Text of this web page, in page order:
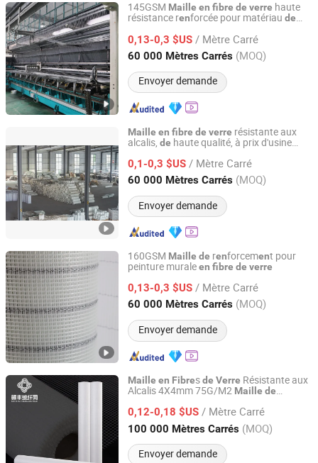
145GSM Maille en fibre de verre haute
résistance renforcée pour matériau de
0,13-0,3 $US / Mètre Carré
60 000 Mètres Carrés (MOQ)
Envoyer demande
Heze Topsun Fiberglass Co., Ltd.
Shandong, China Depuis 2022
Maille en fibre de verre résistante aux
alcalis, de haute qualité, à prix d'usine
0,1-0,3 $US / Mètre Carré
60 000 Mètres Carrés (MOQ)
Envoyer demande
Heze Topsun Fiberglass Co., Ltd.
Shandong, China Depuis 2022
160GSM Maille de renforcement pour
peinture muraleen fibre de verre
0,13-0,3 $US / Mètre Carré
60 000 Mètres Carrés (MOQ)
Envoyer demande
Heze Topsun Fiberglass Co., Ltd.
Shandong, China Depuis 2022
Maille en Fibresde Verre Résistante aux
Alcalis 4X4mm 75G/M2 Maille de
Renforcem entdes Murs
0,12-0,18 $US / Mètre Carré
100 000 Mètres Carrés (MOQ)
Envoyer demande
Jiangxi Huayuan New Material Group Co.,Ltd.
Depuis 2024